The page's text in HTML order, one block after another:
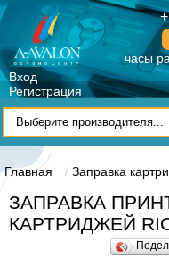
часы
Вход
Регистрация
Главная Заправка
ЗАПРАВКА
КАРТРИДЖЕЙ